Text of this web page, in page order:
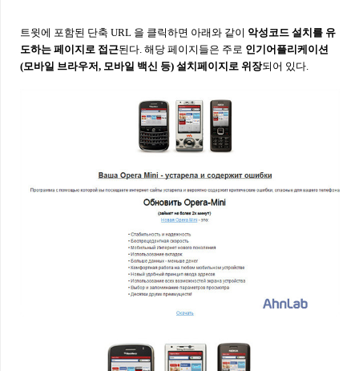
트윗에 포함된 단축 URL 을 클릭하면 아래와 같이 악성코드 설치를 유
도하는 페이지로 접근된다. 해당 페이지들은 주로 인기어플리케이션
(모바일 브라우저, 모바일 백신 등) 설치페이지로 위장되어 있다.